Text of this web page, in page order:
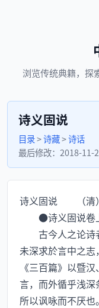
浏览传统典籍， 探
诗义固说
目录>诗藏>诗话
最后修改： 2018-11-
诗义固说 （清
●诗义固说卷
古今人之论诗
未深求於言中之
《三百篇》以暨
言，而外循乎浅深
所以讽咏而不厌